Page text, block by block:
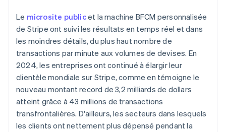
Le microsite publicet la machine BFCM personnalisée
de Stripe ont suivi les résultats en temps réel et dans
les moindres détails, du plus haut nombre de
transactions par minute aux volumes de devises. En
2024, les entreprises ont continué à élargir leur
clientèle mondiale sur Stripe, comme en témoigne le
nouveau montant record de 3,2 milliards de dollars
atteint grâce à 43 millions de transactions
transfrontalières. D'ailleurs, les secteurs dans lesquels
les clients ont nettement plus dépensé pendant la